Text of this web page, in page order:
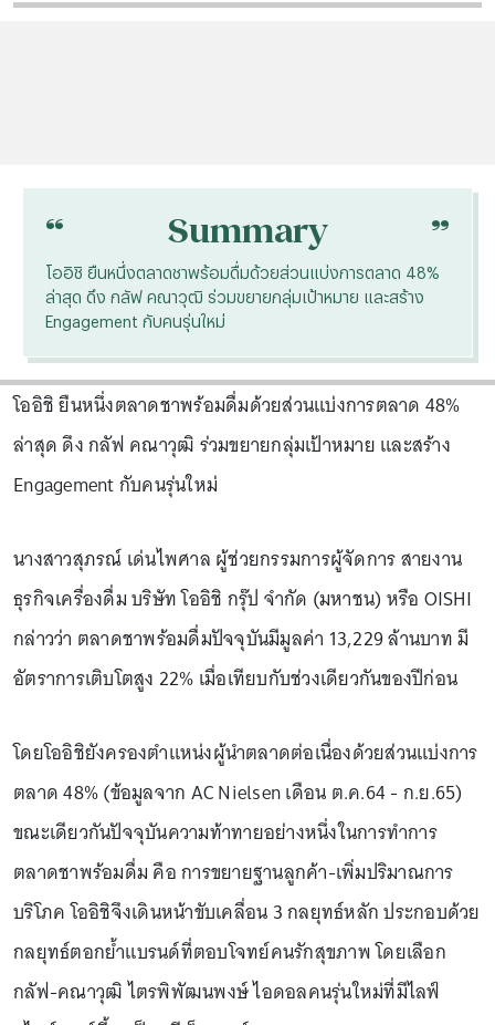
“ Summary “
โออิชิ ยืนหนึ่งตลาดชาพร้อมดื่มด้วยส่วนแบ่งการตลาด 48%
ล่าสุด ดึง กลัฟ คณาวุฒิ ร่วมขยายกลุ่มเป้าหมาย และสร้าง
Engagement กับคนรุ่นใหม่
โออิชิ ยืนหนึ่งตลาดชาพร้อมดื่มด้วยส่วนแบ่งการตลาด 48%
ล่าสุด ดึง กลัฟ คณาวุฒิ ร่วมขยายกลุ่มเป้าหมาย และสร้าง
Engagement กับคนรุ่นใหม่
นางสาวสุภรณ์ เด่นไพศาล ผู้ช่วยกรรมการผู้จัดการ สายงาน
ธุรกิจเครื่องดื่ม บริษัท โออิชิ กรุ๊ป จำกัด (มหาชน) หรือ OISHI
กล่าวว่า ตลาดชาพร้อมดื่มปัจจุบันมีมูลค่า 13,229 ล้านบาท มี
อัตราการเติบโตสูง 22% เมื่อเทียบกับช่วงเดียวกันของปีก่อน
โดยโออิชิยังครองตำแหน่งผู้นำตลาดต่อเนื่องด้วยส่วนแบ่งการ
ตลาด 48% (ข้อมูลจาก AC Nielsen เดือน ต.ค.64 - ก.ย.65)
ขณะเดียวกันปัจจุบันความท้าทายอย่างหนึ่งในการทำการ
ตลาดชาพร้อมดื่ม คือ การขยายฐานลูกค้า-เพิ่มปริมาณการ
บริโภค โออิชิจึงเดินหน้าขับเคลื่อน 3 กลยุทธ์หลัก ประกอบด้วย
กลยุทธ์ตอกย้ำแบรนด์ที่ตอบโจทย์คนรักสุขภาพ โดยเลือก
กลัฟ-คณาวุฒิ ไตรพิพัฒนพงษ์ ไอดอลคนรุ่นใหม่ที่มีไลฟ์